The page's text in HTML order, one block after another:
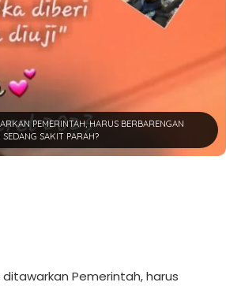
PEMERINTAH, HARUS BERBARENGAN
SAKIT PARAH?
Pemerintah, harus